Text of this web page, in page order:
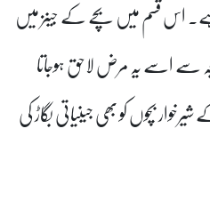
اس قسم میں بچے کے جینز میں
سے اسے یہ مرض لاحق ہوجاتا
بچوں کو بھی جینیاتی بگاڑ کی